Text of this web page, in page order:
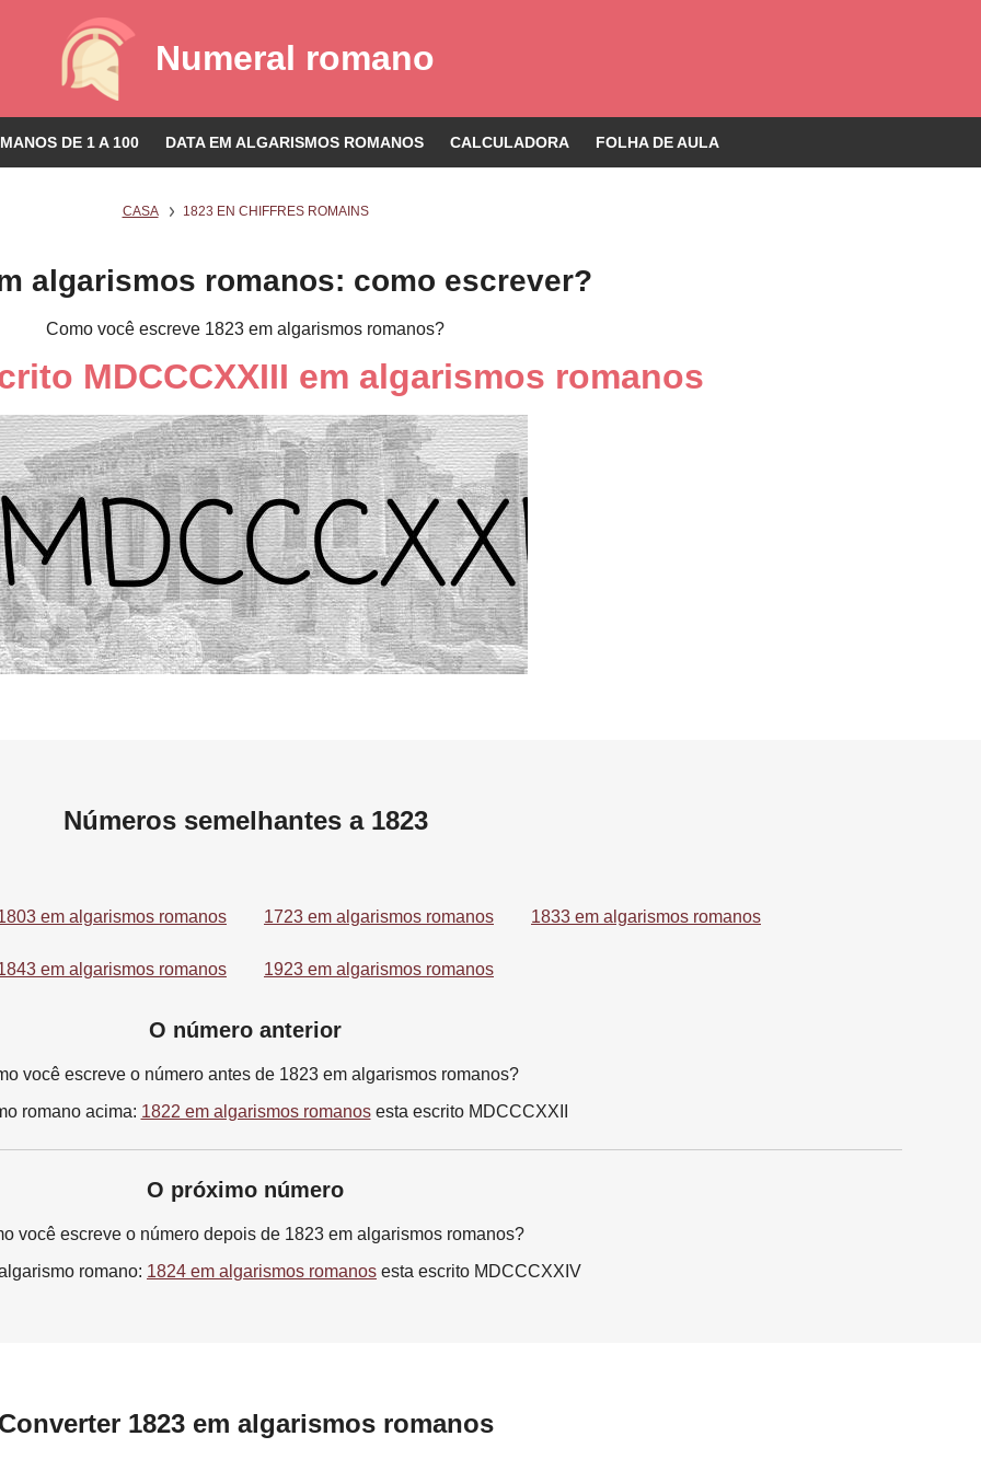
Numeral romano
DE 1 A 100 DATA EM ALGARISMOS ROMANOS CALCULADORA FOLHA DE AULA
CASA 1823 EN CHIFFRES ROMAINS
algarismos romanos: como escrever?
Como você escreve 1823 em algarismos romanos?
MDCCCXXIII em algarismos romanos
Números semelhantes a 1823
em algarismos romanos 1723 em algarismos romanos 1833 em algarismos romanos
em algarismos romanos 1923 em algarismos romanos
O número anterior
você escreve o número antes de 1823 em algarismos romanos?
romano acima: 1822 em algarismos romanosesta escrito MDCCCXXII
O próximo número
você escreve o número depois de 1823 em algarismos romanos?
romano: 1824 em algarismos romanos esta escrito MDCCCXXIV
1823 em algarismos romanos